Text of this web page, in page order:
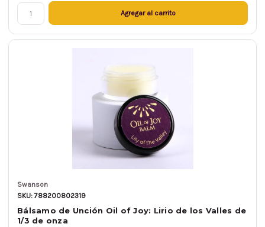
Agregar al carrito
Swanson
SKU: 788200802319
Bálsamo de Unción Oil of Joy: Lirio de los Valles de
1/3 de onza